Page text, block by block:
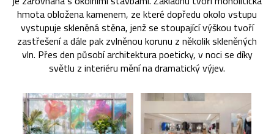
hmota obložena kamenem, ze které dopředu okolo vstupu
vystupuje skleněná stěna, jenž se stoupající výškou tvoří
zastřešení a dále pak zvlněnou korunu z několik skleněných
vln. Přes den působí architektura poeticky, v noci se díky
světlu z interiéru mění na dramatický výjev.